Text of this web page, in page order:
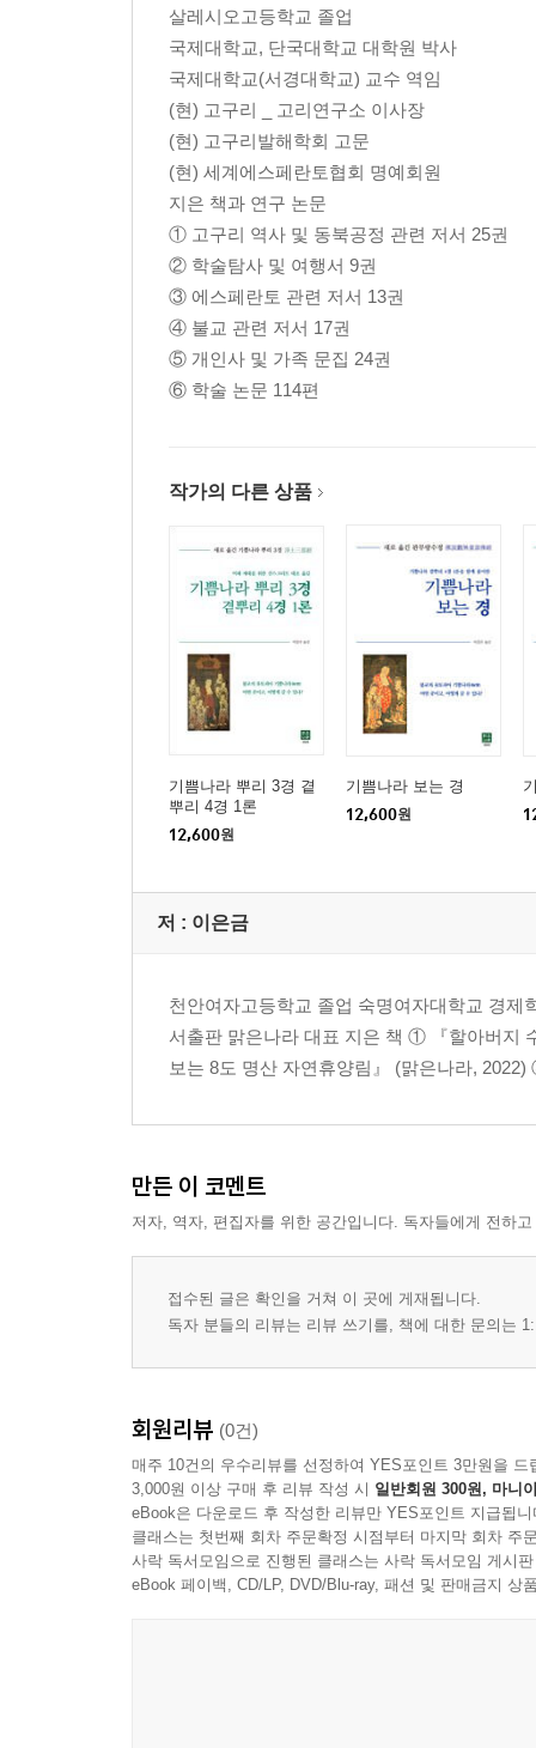
3. BCE 5400~4500년 빈차 문화(Vin?a Culture)의
4. BCE 6000년대 전반기 소퐅문화(Sopot Culture)
5. BCE 6000년대 전반기 불가리아 데베타키 동굴
6. 신석기시대(BCE 5500~4500년쯤) 체코 흐르보
7. BCE 4000년 트리필(Trypil) 단지(pot) 조각의 ?
8. BCE 3700년~3100년(청동기시대) 진흙 제사 그
9. BCE 13세기 안드로노보(Andronovo) 문화 질그
10. BCE 17~12세기 찰흙 그릇(Clay pottery)
11. 청동기시대 3개 卍 무늬가 새겨진 전차 모는 전
12. BCE 12~11세기 벨로그루도보문화, 찰흙 꼬마
Ⅴ. 카프카스와 카스피해 지역의 卍 · ? 부호
1. 아르메니아 지역의 卍 · ? 부호
4. 이란 북부 카스피해 남부 연안의 卍 무늬
Ⅵ. 메소포타미아(Mesopotamia) 문명 卍 무늬
1. 사마라문화(Samarra culture, BCE 6200~5700
2. BCE 6000년대 중엽(the middle of the 6th
3. BCE 6000~4000년대 이란 테페 기얀(Tepe
4. BCE 5000~4000년 테페 가우라(Tepe Gawra)
5. BCE 4000~3500년 바쿤 문화(Bakun culture) 卍
7. BCE 2500~1800경 테페 기얀(Tepe Giy?n)의 청
8. BCE 1900년, 치렛거리를 만들기 위한 돌 거푸
Ⅶ. 지중해 문화 卍 무늬
3. BCE 3000~1900년 궁전을 만들기 이전 시대 도장
4. BCE 2300~1900년 궁전을 만들기 이전 시대 목
5. BCE 1750~1200년 청동기시대 벽돌
8. BCE 2050~2000년 헬라딕 3기(Helladic Ⅲ) 질그
12. BCE 1700~1450년 프레스코 벽화 조각에 그려
13. BCE 13세기 의식용 술그릇
14. BCE 2100~1800년 궁전 만들기 이전 시기
16. BCE 1500~1450년 녹니석(綠泥石) 술잔
17. BCE 1600~1450년 크로커스(Crocus, Crocus
18. BCE 2000년~1500년(헬라딕 시기 중기), 손잡
19. BCE 1800~1700년, 찰흙 잔(Clay Vessel)
20. BCE 16세기, 미케네 원형 무덤 떼(Grave
21. BCE 3200~2300년(Cycladic ⅠㆍⅡ 시대) 세라
살레시오고등학교 졸업
국제대학교, 단국대학교 대학원 박사
국제대학교(서경대학교) 교수 역임
(현) 고구리 _ 고리연구소 이사장
(현) 고구리발해학회 고문
(현) 세계에스페란토협회 명예회원
지은 책과 연구 논문
① 고구리 역사 및 동북공정 관련 저서 25권
② 학술탐사 및 여행서 9권
③ 에스페란토 관련 저서 13권
④ 불교 관련 저서 17권
⑤ 개인사 및 가족 문집 24권
⑥ 학술 논문 114편
작가의 다른 상품
기쁨나라 뿌리 3경 곁
뿌리 4경 1론
12,600원
기쁨나라 보는 경
12,600원
저 : 이은금
천안여자고등학교 졸업 숙명여자대학교 경
서출판 맑은나라 대표 지은 책 ① 『할아버지
보는 8도 명산 자연휴양림』 (맑은나라,
만든 이 코멘트
저자, 역자, 편집자를 위한 공간입니다. 독자들에게 전하
접수된 글은 확인을 거쳐 이 곳에 게재됩니다.
독자 분들의 리뷰는 리뷰 쓰기를, 책에 대한 문의는
회원리뷰 (0건)
매주 10건의 우수리뷰를 선정하여 YES포인트 3만원을 드
3,000원 이상 구매 후 리뷰 작성 시 일반회원 300원, 마니
eBook은 다운로드 후 작성한 리뷰만 YES포인트 지급됩니
클래스는 첫번째 회차 주문확정 시점부터 마지막 회차 주
사락 독서모임으로 진행된 클래스는 사락 독서모임 게시
eBook 페이백, CD/LP, DVD/Blu-ray, 패션 및 판매금지 상